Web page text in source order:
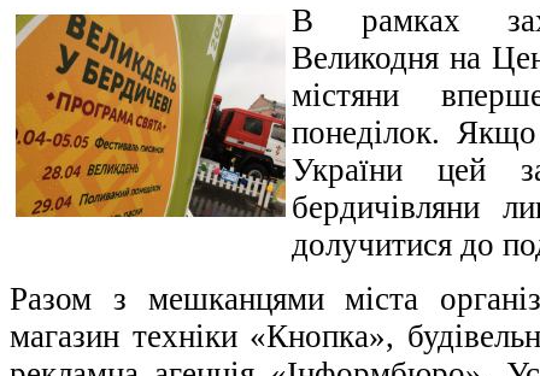
В рамках
Великодня на
містяни
понеділок.
України цей
бердичівляни
долучитися до
Разом з мешканцями міста
магазин техніки «Кнопка»,